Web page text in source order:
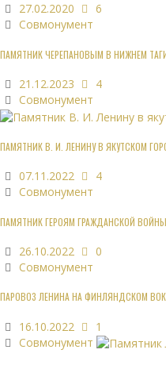
27.02.2020
6
Совмонумент
ПАМЯТНИК ЧЕРЕПАНОВЫМ В НИЖНЕМ
21.12.2023
4
Совмонумент
ПАМЯТНИК В. И. ЛЕНИНУ В ЯКУТСКОМ
07.11.2022
4
Совмонумент
ПАМЯТНИК ГЕРОЯМ ГРАЖДАНСКОЙ
26.10.2022
0
Совмонумент
ПАРОВОЗ ЛЕНИНА НА ФИНЛЯНДСКОМ
16.10.2022
1
Совмонумент